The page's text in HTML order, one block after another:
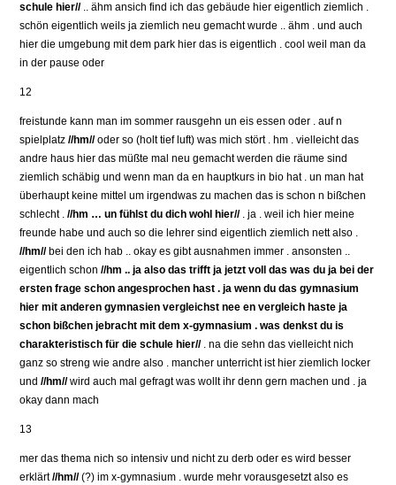
schule hier//.. ähm ansich find ich das gebäude hier eigentlich ziemlich .
schön eigentlich weils ja ziemlich neu gemacht wurde .. ähm . und auch
hier die umgebung mit dem park hier das is eigentlich . cool weil man da
in der pause oder
12
freistunde kann man im sommer rausgehn un eis essen oder . auf n
spielplatz//hm//oder so (holt tief luft) was mich stört . hm . vielleicht das
andre haus hier das müßte mal neu gemacht werden die räume sind
ziemlich schäbig und wenn man da en hauptkurs in bio hat . un man hat
überhaupt keine mittel um irgendwas zu machen das is schon n bißchen
schlecht .//hm … un fühlst du dich wohl hier//. ja . weil ich hier meine
freunde habe und auch so die lehrer sind eigentlich ziemlich nett also .
//hm//bei den ich hab .. okay es gibt ausnahmen immer . ansonsten ..
eigentlich schon//hm .. ja also das trifft ja jetzt voll das was du ja bei der
ersten frage schon angesprochen hast . ja wenn du das gymnasium
hier mit anderen gymnasien vergleichst nee en vergleich haste ja
schon bißchen jebracht mit dem x-gymnasium . was denkst du is
charakteristisch für die schule hier//. na die sehn das vielleicht nich
ganz so streng wie andre also . mancher unterricht ist hier ziemlich locker
und//hm//wird auch mal gefragt was wollt ihr denn gern machen und . ja
okay dann mach
13
mer das thema nich so intensiv und nicht zu derb oder es wird besser
erklärt//hm//(?) im x-gymnasium . wurde mehr vorausgesetzt also es